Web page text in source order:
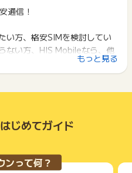
ご利用される場合は、毎回
主側で対象外とみなし、「獲
を利用されたことがある場合
こなっていただくことを推奨
話など2つ以上の申し込み方
フォームからお申し込みく
のポイント獲得の対象には含
都合もしくは会員様の都合で
された場合、ポイントが無効
広告主ではなく、代理店が行
に関する詳細を把握しており
ントに関するお問い合わせを
いいたします。
通信！
い方、格安SIMを検討してい
ない方、HIS Mobileなら、他
好みにピッタリの分かりやす
利用できる「格安ステップ」
となります。通話専用アプ
アプリから30秒11円で通話可
た際も、1GBあたり275円で
利用いただけます。5分以内
もっと見る
はじめてガイド
ンって何？